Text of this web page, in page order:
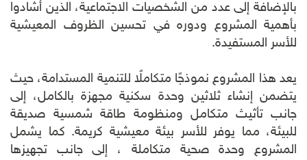
بالإضافة إلى عدد من الشخصيات الاجتماعية، الذين أشادوا
بأهمية المشروع ودوره في تحسين الظروف المعيشية
للأسر المستفيدة.
يعد هذا المشروع نموذجًا متكاملًا للتنمية المستدامة، حيث
يتضمن إنشاء ثلاثين وحدة سكنية مجهزة بالكامل، إلى
جانب تأثيث متكامل ومنظومة طاقة شمسية صديقة
للبيئة، مما يوفر للأسر بيئة معيشية كريمة. كما يشمل
المشروع وحدة صحية متكاملة ، إلى جانب تجهيزها